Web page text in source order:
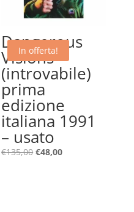
In offerta!
Dangerous
Visions –
(introvabile)
prima
edizione
italiana 1991
– usato
€135,00 Il
€48,00Il